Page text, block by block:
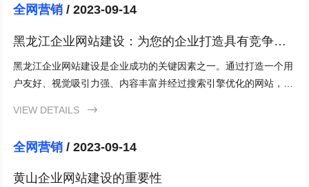
全网营销 / 2023-09-14
黑龙江企业网站建设：为您的企业打造具有竞争力
的线上品牌
黑龙江企业网站建设是企业成功的关键因素之一。通过打造一个用
户友好、视觉吸引力强、内容丰富并经过搜索引擎优化的网站，企
网站的成功，需要注重用户友好性、良好的视觉设计、内容优化和
江的企业将能够建立起一个具有竞争力的线上品牌。
VIEW DETAILS 
全网营销 / 2023-09-14
黄山企业网站建设的重要性